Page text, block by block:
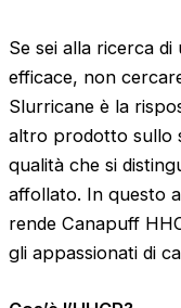
Se sei alla ricerca di
efficace, non
Slurricane è la
altro prodotto sullo
qualità che si
affollato. In questo
rende Canapuff
gli appassionati di